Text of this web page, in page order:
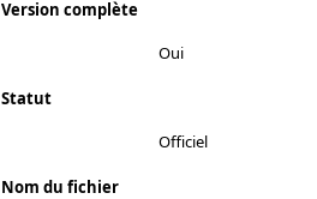
Version complète
Oui
Statut
Officiel
Nom du fichier